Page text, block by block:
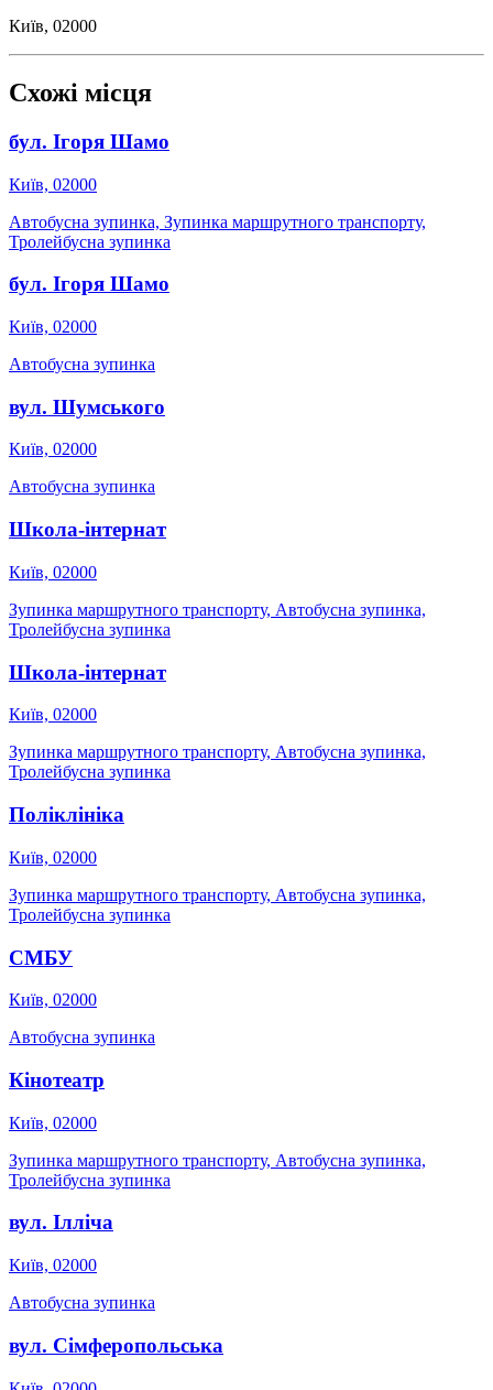
Київ, 02000
Схожі місця
бул. Ігоря Шамо
Київ, 02000
Автобусна зупинка, Зупинка маршрутного транспорту,
Тролейбусна зупинка
бул. Ігоря Шамо
Київ, 02000
Автобусна зупинка
вул. Шумського
Київ, 02000
Автобусна зупинка
Школа-інтернат
Київ, 02000
Зупинка маршрутного транспорту, Автобусна зупинка,
Тролейбусна зупинка
Школа-інтернат
Київ, 02000
Зупинка маршрутного транспорту, Автобусна зупинка,
Тролейбусна зупинка
Поліклініка
Київ, 02000
Зупинка маршрутного транспорту, Автобусна зупинка,
Тролейбусна зупинка
СМБУ
Київ, 02000
Автобусна зупинка
Кінотеатр
Київ, 02000
Зупинка маршрутного транспорту, Автобусна зупинка,
Тролейбусна зупинка
вул. Ілліча
Київ, 02000
Автобусна зупинка
вул. Сімферопольська